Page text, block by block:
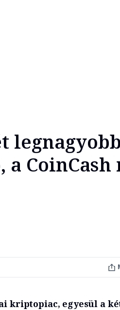
CoinCash
kriptopiac, egyesül a